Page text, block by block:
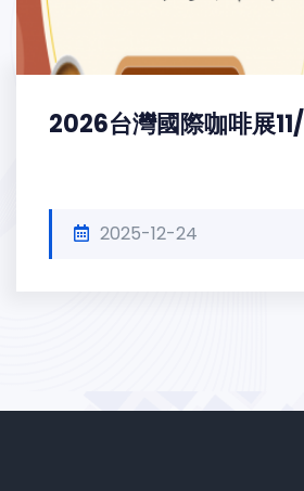
2026台灣國際咖啡展
2025-12-24